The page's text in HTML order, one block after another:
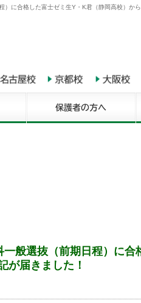
）に合格した富士ゼミ生Y・K君（静岡高校）か
一般選抜（前期日程）に合
が届きました！